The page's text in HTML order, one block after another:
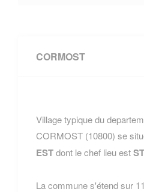
CORMOST
Village typique du
CORMOST (10800) se
ESTdont le chef lieu est
La commune s'étend sur